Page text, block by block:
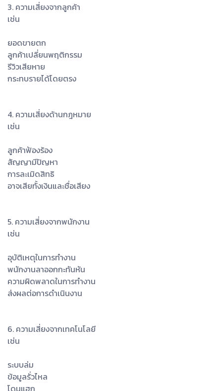
3. ความเสี่ยงจากลูกค้า
เช่น
ยอดขายตก
ลูกค้าเปลี่ยนพฤติกรรม
รีวิวเสียหาย
กระทบรายได้โดยตรง
4. ความเสี่ยงด้านกฎหมาย
เช่น
ลูกค้าฟ้องร้อง
สัญญามีปัญหา
การละเมิดสิทธิ
อาจเสียทั้งเงินและชื่อเสียง
5. ความเสี่ยงจากพนักงาน
เช่น
อุบัติเหตุในการทำงาน
พนักงานลาออกกะทันหัน
ความผิดพลาดในการทำงาน
ส่งผลต่อการดำเนินงาน
6. ความเสี่ยงจากเทคโนโลยี
เช่น
ระบบล่ม
ข้อมูลรั่วไหล
โดนแฮก